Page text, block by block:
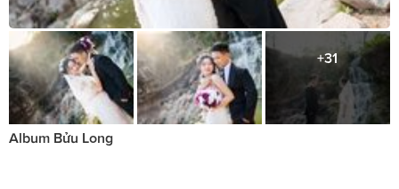
+31
Album Bửu Long